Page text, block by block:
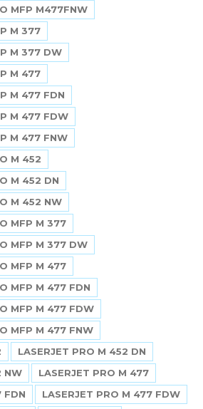
MFP M477FNW
M 377
M 377 DW
M 477
M 477 FDN
M 477 FDW
M 477 FNW
M 452
M 452 DN
M 452 NW
MFP M 377
MFP M 377 DW
MFP M 477
MFP M 477 FDN
MFP M 477 FDW
MFP M 477 FNW
LASERJET PRO M 452 DN
NW
LASERJET PRO M 477
FDN
LASERJET PRO M 477 FDW